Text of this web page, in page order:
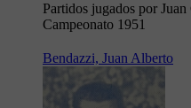
Partidos jugados por
Campeonato 1951
Bendazzi, Juan Alberto